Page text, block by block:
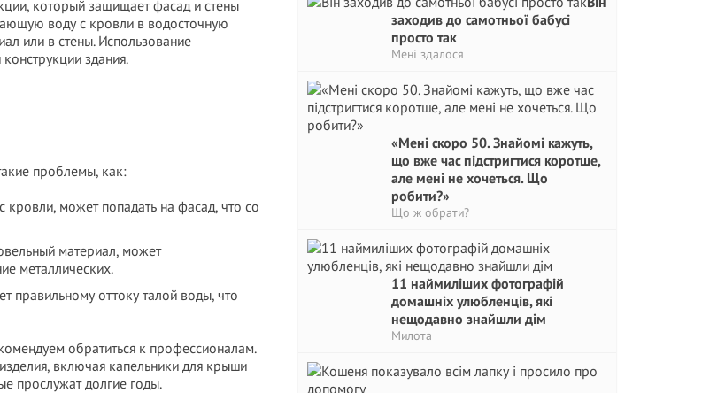
заходив до самотньої бабусі
просто так
Мені здалося
«Мені скоро 50. Знайомі кажуть,
що вже час підстригтися коротше,
але мені не хочеться. Що
робити?»
Що ж обрати?
11 наймиліших фотографій
домашніх улюбленців, які
нещодавно знайшли дім
Милота
который защищает фасад и стены
воду с кровли в водосточную
или в стены. Использование
здания.
проблемы, как:
может попадать на фасад, что со
материал, может
металлических.
правильному оттоку талой воды, что
обратиться к профессионалам.
включая капельники для крыши
прослужат долгие годы.